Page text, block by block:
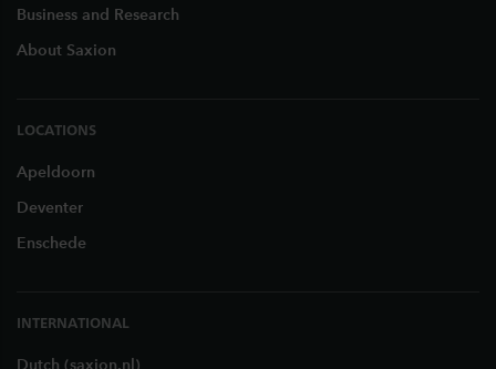
Business and Research
About Saxion
LOCATIONS
Apeldoorn
Deventer
Enschede
INTERNATIONAL